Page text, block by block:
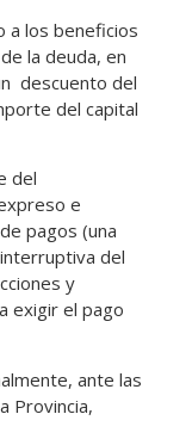
a los beneficios
la deuda, en
descuento del
del capital
del
e
pagos (una
del
y
exigir el pago
ante las
Provincia,